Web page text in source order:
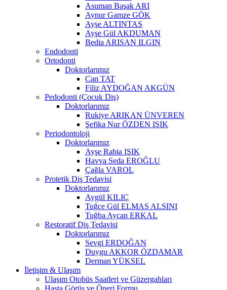
Asuman Başak ARI
Aynur Gamze GÖK
Ayşe ALTINTAŞ
Ayşe Gül AKDUMAN
Bedia ARISAN ILGIN
Endodonti
Ortodonti
Doktorlarımız
Can TAT
Filiz AYDOĞAN AKGÜN
Pedodonti (Çocuk Diş)
Doktorlarımız
Rukiye ARIKAN ÜNVEREN
Şefika Nur ÖZDEN IŞIK
Periodontoloji
Doktorlarımız
Ayşe Rabia IŞIK
Havva Seda EROĞLU
Çağla VAROL
Protetik Diş Tedavisi
Doktorlarımız
Aygül KILIÇ
Tuğçe Gül ELMAS ALSINI
Tuğba Aycan ERKAL
Restoratif Diş Tedavisi
Doktorlarımız
Sevgi ERDOĞAN
Duygu AKKOR ÖZDAMAR
Derman YÜKSEL
İletişim & Ulaşım
Ulaşım Otobüs Saatleri ve Güzergahları
Hasta Görüş ve Öneri Formu